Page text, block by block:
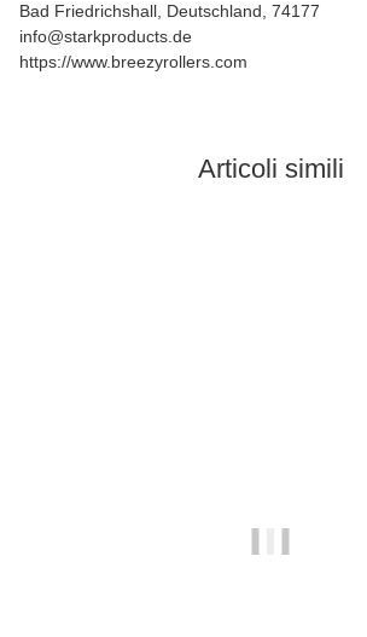
Bad Friedrichshall, Deutschland, 74177
info@starkproducts.de
https://www.breezyrollers.com
Articoli simili